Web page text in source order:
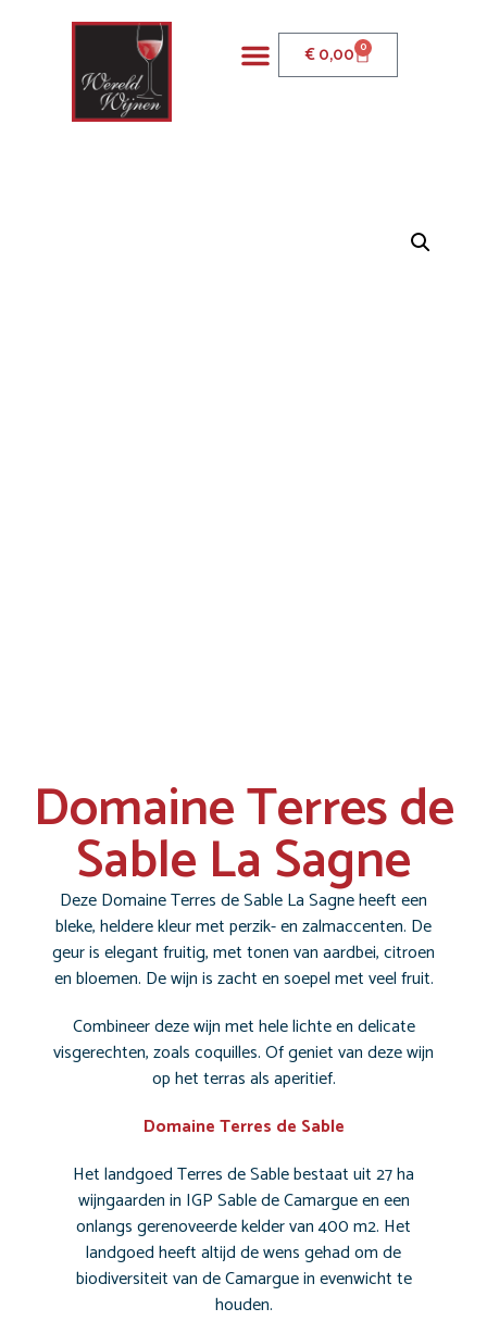
€0,00 0
Domaine Terres de
Sable La Sagne
Deze Domaine Terres de Sable La Sagne heeft een
bleke, heldere kleur met perzik- en zalmaccenten. De
geur is elegant fruitig, met tonen van aardbei, citroen
en bloemen. De wijn is zacht en soepel met veel fruit.
Combineer deze wijn met hele lichte en delicate
visgerechten, zoals coquilles. Of geniet van deze wijn
op het terras als aperitief.
Domaine Terres de Sable
Het landgoed Terres de Sable bestaat uit 27 ha
wijngaarden in IGP Sable de Camargue en een
onlangs gerenoveerde kelder van 400 m2. Het
landgoed heeft altijd de wens gehad om de
biodiversiteit van de Camargue in evenwicht te
houden.